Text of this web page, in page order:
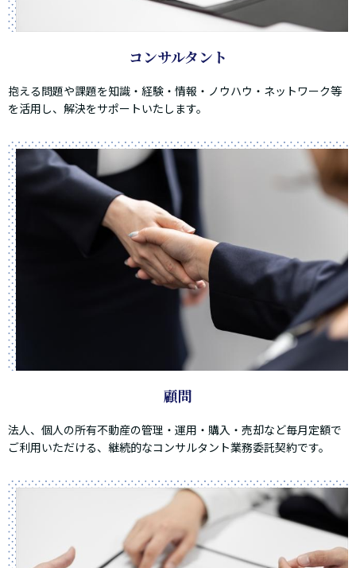
コンサルタント
抱える問題や課題を知識・経験・情報・ノウハウ・ネットワーク等
を活用し、解決をサポートいたします。
顧問
法人、個人の所有不動産の管理・運用・購入・売却など毎月定額で
ご利用いただける、継続的なコンサルタント業務委託契約です。